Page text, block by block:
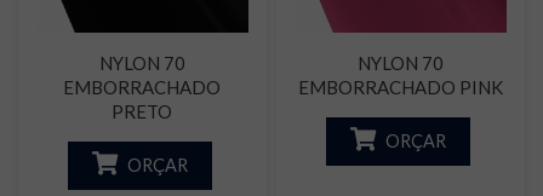
NYLON 70
EMBORRACHADO
PRETO
ORÇAR
NYLON 70
EMBORRACHADO PINK
ORÇAR